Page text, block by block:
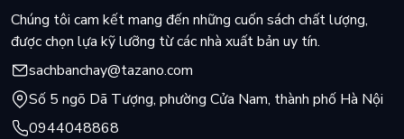
Chúng tôi cam kết mang đến những cuốn sách chất lượng,
được chọn lựa kỹ lưỡng từ các nhà xuất bản uy tín.
sachbanchay@tazano.com
Số 5 ngõ Dã Tượng, phường Cửa Nam, thành phố Hà Nội
0944048868